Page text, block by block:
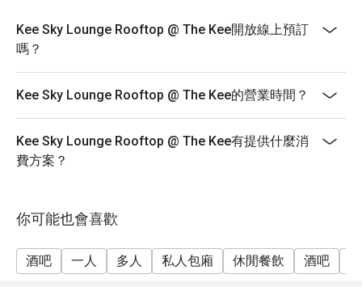
Kee Sky Lounge Rooftop @ The Kee開放線上預訂
嗎？
Kee Sky Lounge Rooftop @ The Kee的營業時間？
Kee Sky Lounge Rooftop @ The Kee有提供什麼消
費方案？
你可能也會喜歡
酒吧 一人 多人 私人包廂 休閒餐飲 酒吧